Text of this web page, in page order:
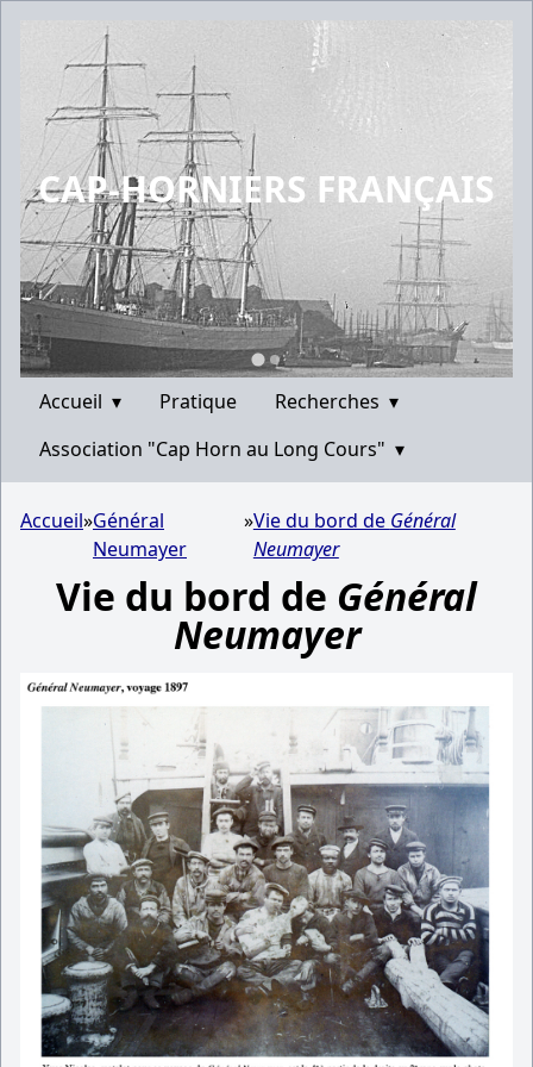
CAP-HORNIERS FRANÇAIS
Accueil ▾ Pratique Recherches ▾
Association "Cap Horn au Long Cours" ▾
Accueil»Général
Neumayer
»Vie du bord de Général
Neumayer
Vie du bord de Général
Neumayer